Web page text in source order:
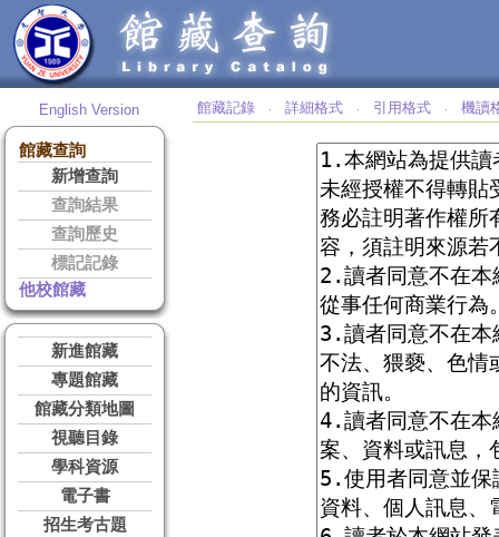
English Version
館藏查詢
新增查詢
查詢結果
查詢歷史
標記記錄
他校館藏
新進館藏
專題館藏
館藏分類地圖
視聽目錄
學科資源
電子書
招生考古題
館藏記錄 ‧ 詳細格式 ‧ 引用格式 ‧ 機讀